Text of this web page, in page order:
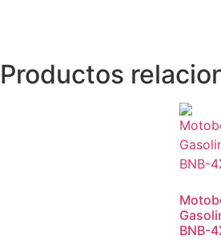
Productos
BNB-